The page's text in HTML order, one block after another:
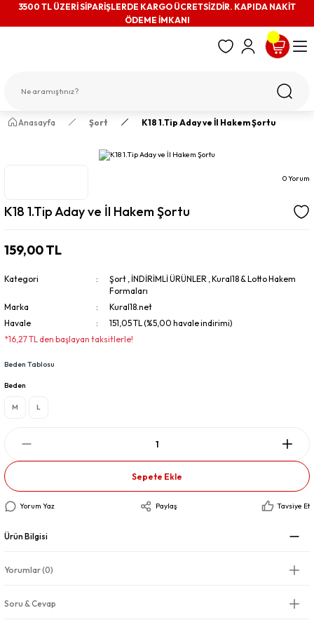
3500 TL ÜZERİ SİPARİŞLERDE KARGO ÜCRETSİZDİR. KAPIDA NAKİT
ÖDEME İMKANI
Anasayfa Şort K18 1.Tip Aday ve İl Hakem Şortu
0 Yorum
K18 1.Tip Aday ve İl Hakem Şortu
159,00 TL
Kategori Şort , İNDİRİMLİ ÜRÜNLER ,Kural18 & Lotto Hakem
Formaları
Marka
Kural18.net
Havale
151,05 TL (%5,00 havale indirimi)
*16,27 TL den başlayan taksitlerle!
Beden Tablosu
Beden
M L
Sepete Ekle
Yorum Yaz Paylaş Tavsiye Et
Ürün Bilgisi
Yorumlar (0)
Soru & Cevap